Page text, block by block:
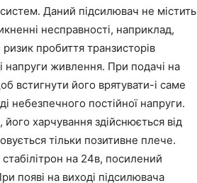
Даний підсилювач не містить
несправності, наприклад,
пробиття транзисторів
напруги живлення. При подачі на
встигнути його врятувати-і саме
небезпечного постійної напруги.
харчування здійснюється від
тільки позитивне плече.
на 24в, посилений
появі на виході підсилювача